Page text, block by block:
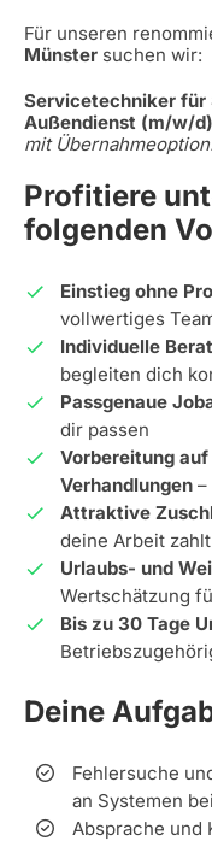
Für unseren
Münster suchen wir:
Servicetechniker für
Außendienst (m/w/d)
mit
Profitiere
folgenden
Einstieg ohne
vollwertiges
Individuelle
begleiten dich
Passgenaue
dir passen
Vorbereitung
Verhandlungen –
Attraktive
deine Arbeit
Urlaubs- und
Wertschätzung
Bis zu 30 Tage
Deine
Fehlersuche
an Systemen
Absprache und